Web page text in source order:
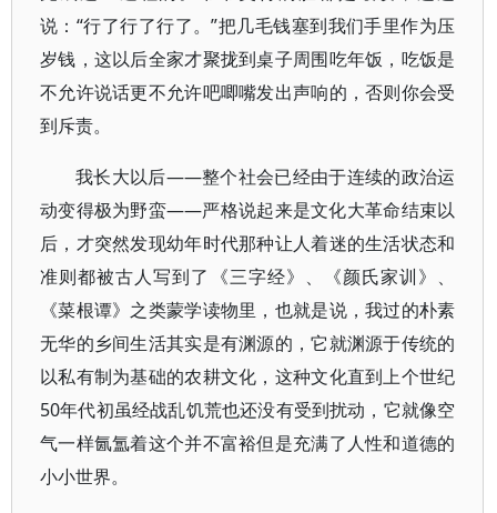
说：“行了行了行了。”把几毛钱塞到我们手里作为压
岁钱，这以后全家才聚拢到桌子周围吃年饭，吃饭是
不允许说话更不允许吧唧嘴发出声响的，否则你会受
到斥责。
我长大以后——整个社会已经由于连续的政治运
动变得极为野蛮——严格说起来是文化大革命结束以
后，才突然发现幼年时代那种让人着迷的生活状态和
准则都被古人写到了《三字经》、《颜氏家训》、
《菜根谭》之类蒙学读物里，也就是说，我过的朴素
无华的乡间生活其实是有渊源的，它就渊源于传统的
以私有制为基础的农耕文化，这种文化直到上个世纪
50年代初虽经战乱饥荒也还没有受到扰动，它就像空
气一样氤氲着这个并不富裕但是充满了人性和道德的
小小世界。